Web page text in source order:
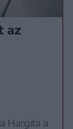
az
Hargita a